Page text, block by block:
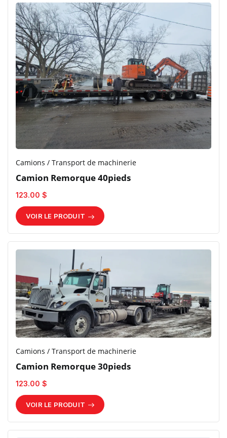
Camions / Transport de machinerie
Camion Remorque 40pieds
123.00 $
VOIR LE PRODUIT
Camions / Transport de machinerie
Camion Remorque 30pieds
123.00 $
VOIR LE PRODUIT